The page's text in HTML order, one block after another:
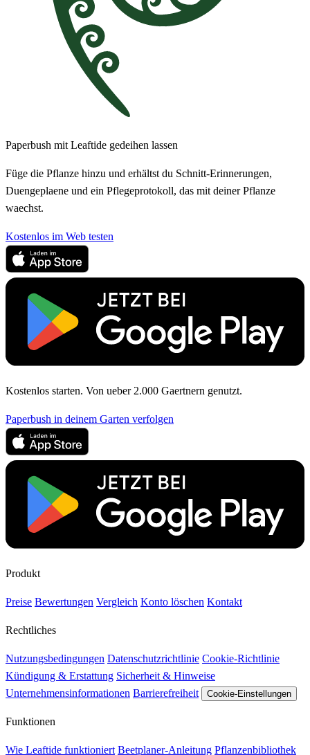
Paperbush mit Leaftide gedeihen lassen
Füge die Pflanze hinzu und erhältst du Schnitt-Erinnerungen,
Duengeplaene und ein Pflegeprotokoll, das mit deiner Pflanze
waechst.
Kostenlos im Web testen
Kostenlos starten. Von ueber 2.000 Gaertnern genutzt.
Paperbush in deinem Garten verfolgen
Produkt
Preise Bewertungen Vergleich Konto löschen Kontakt
Rechtliches
Nutzungsbedingungen Datenschutzrichtlinie Cookie-Richtlinie
Kündigung & Erstattung Sicherheit & Hinweise
Unternehmensinformationen Barrierefreiheit Cookie-Einstellungen
Funktionen
Wie Leaftide funktioniert Beetplaner-Anleitung Pflanzenbibliothek